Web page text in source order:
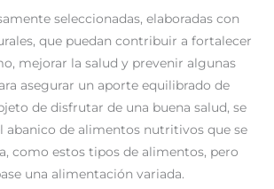
seleccionadas, elaboradas con
que puedan contribuir a fortalecer
mejorar la salud y prevenir algunas
asegurar un aporte equilibrado de
de disfrutar de una buena salud, se
abanico de alimentos nutritivos que se
como estos tipos de alimentos, pero
una alimentación variada.